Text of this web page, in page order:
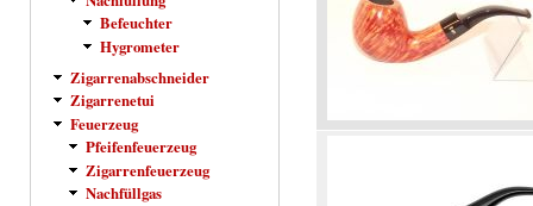
Befeuchter
Hygrometer
Zigarrenabschneider
Zigarrenetui
Feuerzeug
Pfeifenfeuerzeug
Zigarrenfeuerzeug
Nachfüllgas